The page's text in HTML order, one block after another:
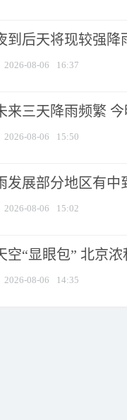
到后天将现较强降
2026-08-06 16:37
来三天降雨频繁
2026-08-06 15:50
发展部分地区有中
2026-08-06 15:02
空“显眼包” 北京
2026-08-06 14:35